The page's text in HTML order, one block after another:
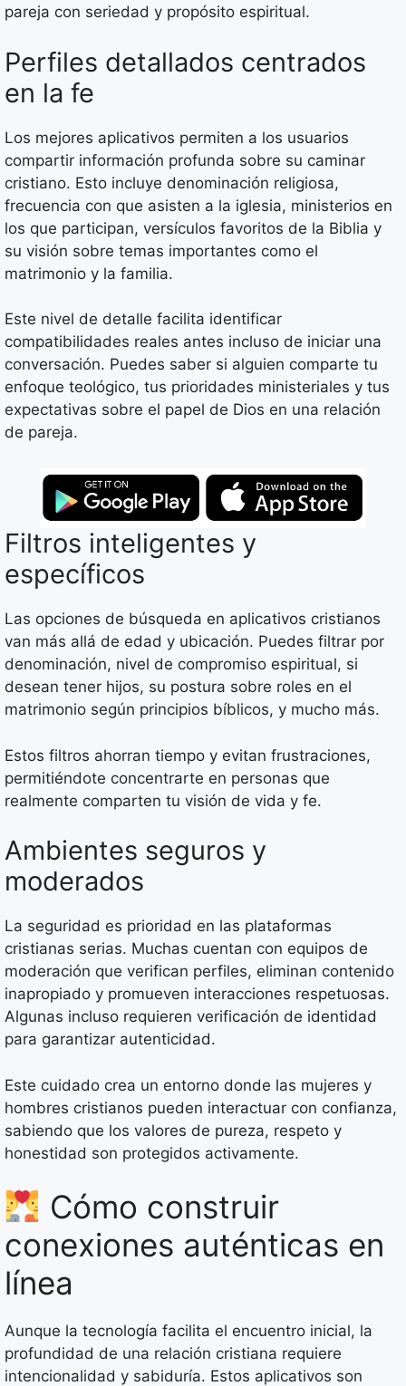
pareja con seriedad y propósito espiritual.
Perfiles detallados centrados
en la fe
Los mejores aplicativos permiten a los usuarios
compartir información profunda sobre su caminar
cristiano. Esto incluye denominación religiosa,
frecuencia con que asisten a la iglesia, ministerios en
los que participan, versículos favoritos de la Biblia y
su visión sobre temas importantes como el
matrimonio y la familia.
Este nivel de detalle facilita identificar
compatibilidades reales antes incluso de iniciar una
conversación. Puedes saber si alguien comparte tu
enfoque teológico, tus prioridades ministeriales y tus
expectativas sobre el papel de Dios en una relación
de pareja.
Filtros inteligentes y
específicos
Las opciones de búsqueda en aplicativos cristianos
van más allá de edad y ubicación. Puedes filtrar por
denominación, nivel de compromiso espiritual, si
desean tener hijos, su postura sobre roles en el
matrimonio según principios bíblicos, y mucho más.
Estos filtros ahorran tiempo y evitan frustraciones,
permitiéndote concentrarte en personas que
realmente comparten tu visión de vida y fe.
Ambientes seguros y
moderados
La seguridad es prioridad en las plataformas
cristianas serias. Muchas cuentan con equipos de
moderación que verifican perfiles, eliminan contenido
inapropiado y promueven interacciones respetuosas.
Algunas incluso requieren verificación de identidad
para garantizar autenticidad.
Este cuidado crea un entorno donde las mujeres y
hombres cristianos pueden interactuar con confianza,
sabiendo que los valores de pureza, respeto y
honestidad son protegidos activamente.
Cómo construir
conexiones auténticas en
línea
Aunque la tecnología facilita el encuentro inicial, la
profundidad de una relación cristiana requiere
intencionalidad y sabiduría. Estos aplicativos son